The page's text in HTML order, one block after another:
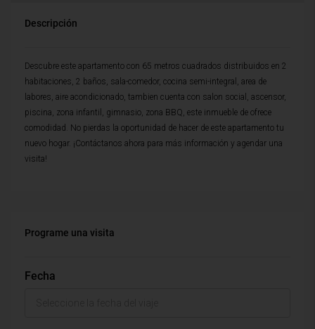
Descripción
Descubre este apartamento con 65 metros cuadrados distribuidos en 2
habitaciones, 2 baños, sala-comedor, cocina semi-integral, area de
labores, aire acondicionado, tambien cuenta con salon social, ascensor,
piscina, zona infantil, gimnasio, zona BBQ, este inmueble de ofrece
comodidad. No pierdas la oportunidad de hacer de este apartamento tu
nuevo hogar. ¡Contáctanos ahora para más información y agendar una
visita!
Programe una visita
Fecha